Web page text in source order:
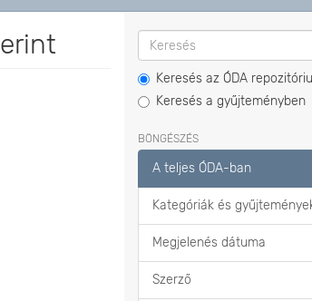
Keresés az ÓDA
Keresés a gyűjteményben
BÖNGÉSZÉS
A teljes ÓDA-ban
Kategóriák és
Megjelenés dátuma
Szerző